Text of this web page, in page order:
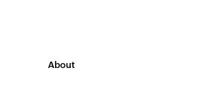
About